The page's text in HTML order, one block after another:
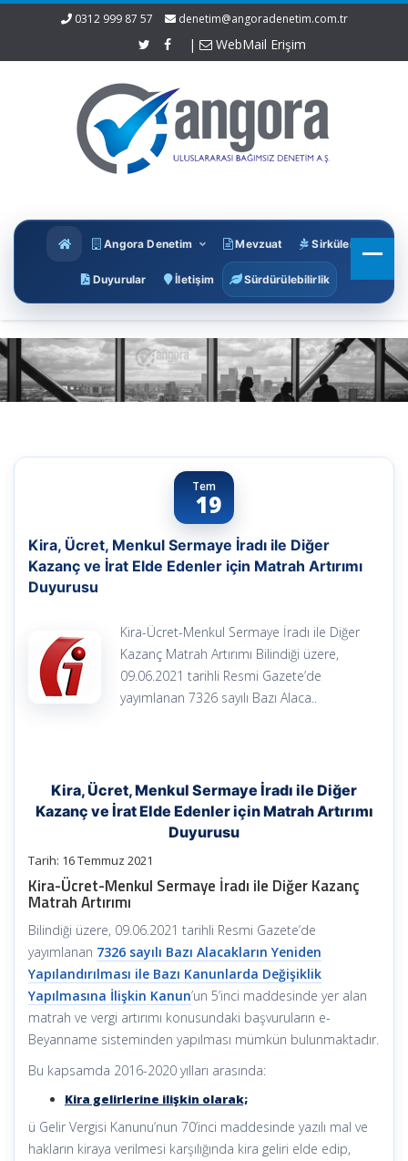
0312 999 87 57 denetim@angoradenetim.com.tr
| WebMail Erişim
Angora Denetim Mevzuat Sirküler
Duyurular İletişim Sürdürülebilirlik
Tem
19
Kira, Ücret, Menkul Sermaye İradı ile Diğer
Kazanç ve İrat Elde Edenler için Matrah Artırımı
Duyurusu
Kira-Ücret-Menkul Sermaye İradı ile Diğer
Kazanç Matrah Artırımı Bilindiği üzere,
09.06.2021 tarihli Resmi Gazete’de
yayımlanan 7326 sayılı Bazı Alaca..
Kira, Ücret, Menkul Sermaye İradı ile Diğer
Kazanç ve İrat Elde Edenler için Matrah Artırımı
Duyurusu
Tarih: 16 Temmuz 2021
Kira-Ücret-Menkul Sermaye İradı ile Diğer Kazanç
Matrah Artırımı
Bilindiği üzere, 09.06.2021 tarihli Resmi Gazete’de
yayımlanan 7326 sayılı Bazı Alacakların Yeniden
Yapılandırılması ile Bazı Kanunlarda Değişiklik
Yapılmasına İlişkin Kanun’un 5’inci maddesinde yer alan
matrah ve vergi artırımı konusundaki başvuruların e-
Beyanname sisteminden yapılması mümkün bulunmaktadır.
Bu kapsamda 2016-2020 yılları arasında:
Kira gelirlerine ilişkin olarak;
ü Gelir Vergisi Kanunu’nun 70’inci maddesinde yazılı mal ve
hakların kiraya verilmesi karşılığında kira geliri elde edip,